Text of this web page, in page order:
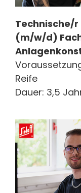
Technische/
(m/w/d)
Reife
Dauer: 3,5